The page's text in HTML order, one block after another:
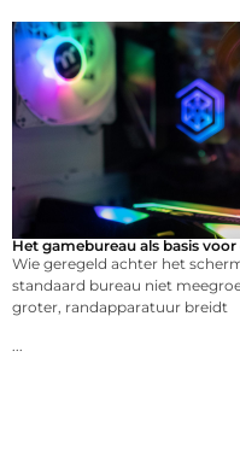
Het gamebureau als basis
Wie geregeld achter het
standaard bureau niet
groter, randapparatuur breidt
...